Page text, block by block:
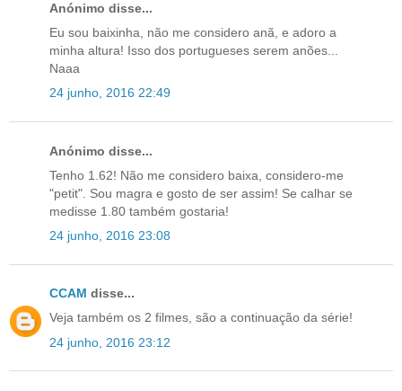
Anónimo disse...
Eu sou baixinha, não me considero anã, e adoro a
minha altura! Isso dos portugueses serem anões...
Naaa
24 junho, 2016 22:49
Anónimo disse...
Tenho 1.62! Não me considero baixa, considero-me
"petit". Sou magra e gosto de ser assim! Se calhar se
medisse 1.80 também gostaria!
24 junho, 2016 23:08
CCAM disse...
Veja também os 2 filmes, são a continuação da série!
24 junho, 2016 23:12